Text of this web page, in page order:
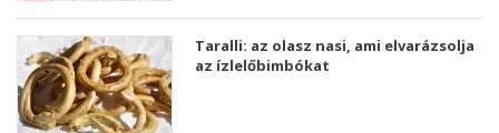
Taralli: az olasz nasi, ami elvarázsolja
az ízlelőbimbókat